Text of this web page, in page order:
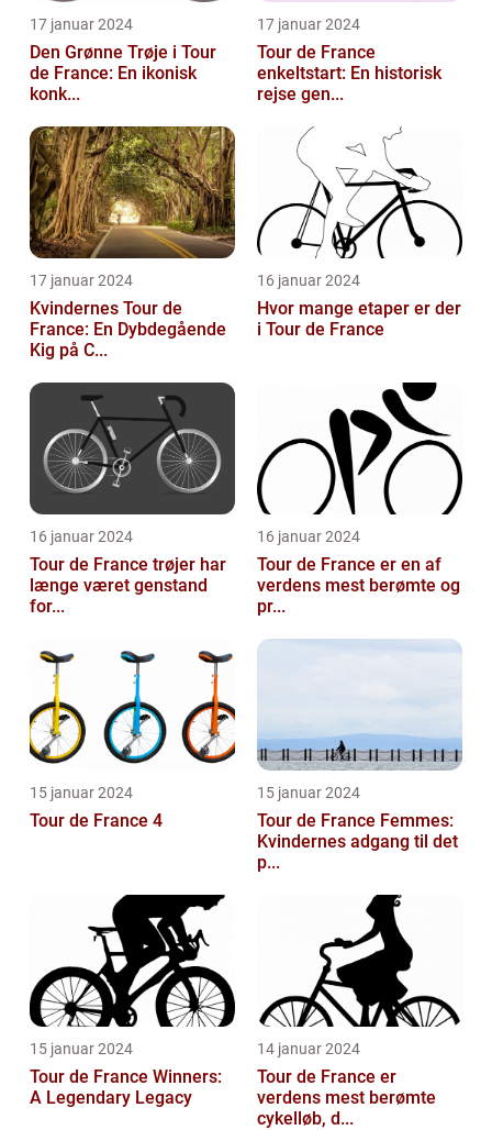
17 januar 2024
Den Grønne Trøje i Tour
de France: En ikonisk
konk...
17 januar 2024
Tour de France
enkeltstart: En historisk
rejse gen...
17 januar 2024
Kvindernes Tour de
France: En Dybdegående
Kig på C...
16 januar 2024
Hvor mange etaper er der
i Tour de France
16 januar 2024
Tour de France trøjer har
længe været genstand
for...
16 januar 2024
Tour de France er en af
verdens mest berømte og
pr...
15 januar 2024
Tour de France 4
15 januar 2024
Tour de France Femmes:
Kvindernes adgang til det
p...
15 januar 2024
Tour de France Winners:
A Legendary Legacy
14 januar 2024
Tour de France er
verdens mest berømte
cykelløb, d...